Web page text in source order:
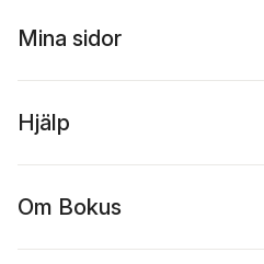
Mina sidor
Hjälp
Om Bokus